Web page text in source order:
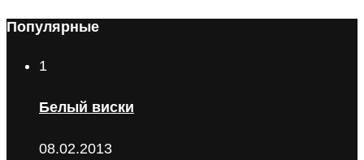
Популярные
1
Белый виски
08.02.2013